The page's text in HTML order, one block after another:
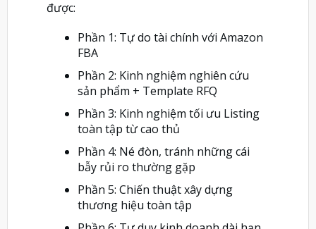
được:
Phần 1: Tự do tài chính với Amazon
FBA
Phần 2: Kinh nghiệm nghiên cứu
sản phẩm + Template RFQ
Phần 3: Kinh nghiệm tối ưu Listing
toàn tập từ cao thủ
Phần 4: Né đòn, tránh những cái
bẫy rủi ro thường gặp
Phần 5: Chiến thuật xây dựng
thương hiệu toàn tập